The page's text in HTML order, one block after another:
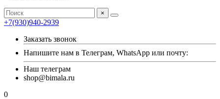
×
+7(930)940-2939
Заказать звонок
Напишите нам в Телеграм, WhatsApp или почту:
Наш телеграм
shop@bimala.ru
0